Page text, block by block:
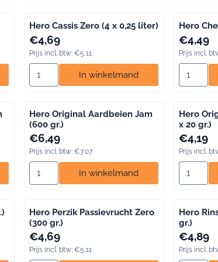
(1,25 liter)
Hero Cassis Zero (4 x 0,25 liter)
Prijs: 4,69, inclusief btw: 5,11
€4,69
Prijs incl. btw:€5,11
Aantal kiezen voor Hero Cassis Zero (4 x 0,25
In winkelmand
Hero
Prijs:
€4,49
Prijs incl.
Aantal
Aardbeien Jam (350 gr.)
Hero Original Aardbeien Jam
(600 gr.)
Prijs: 6,49, inclusief btw: 7,07
€6,49
Prijs incl. btw:€7,07
Aantal kiezen voor Hero Original Aardbeien Jam
In winkelmand
Hero
x 20 gr.)
Prijs:
€4,19
Prijs incl.
Aantal
Hero Perzik Passievrucht Zero
(300 gr.)
Prijs: 4,69, inclusief btw: 5,11
€4,69
Prijs incl. btw:€5,11
Hero
gr.)
Prijs:
€4,89
Prijs incl.